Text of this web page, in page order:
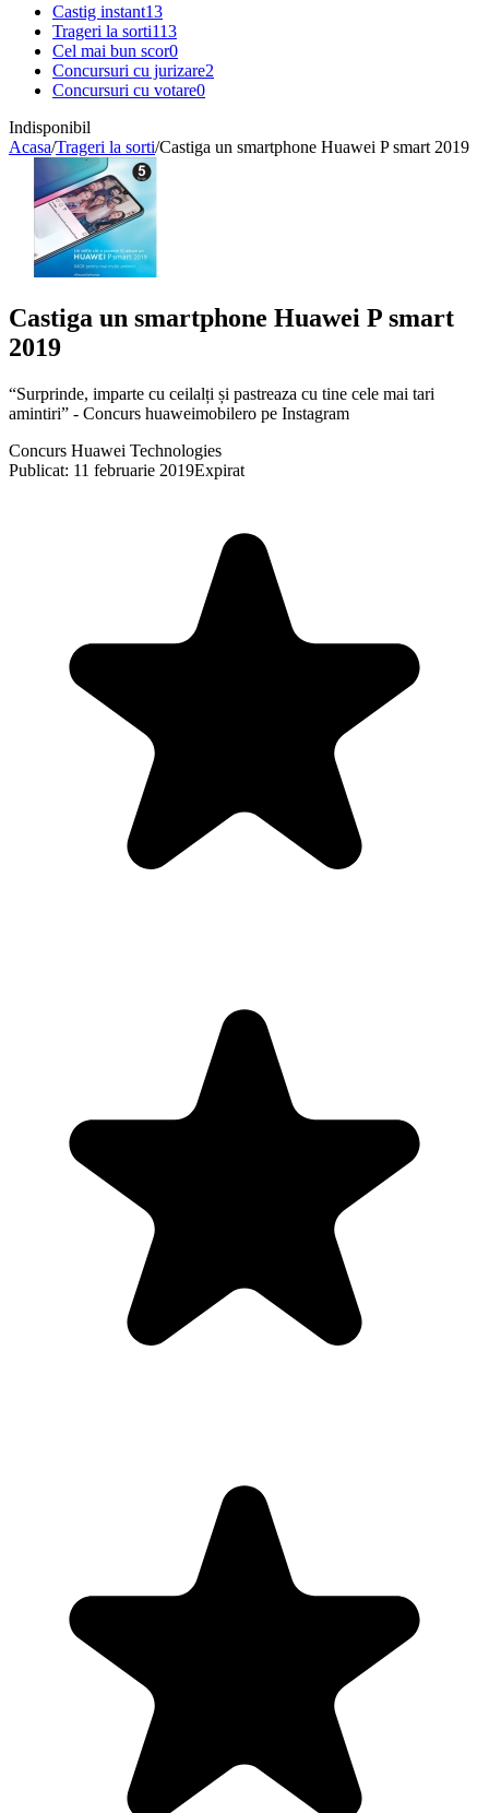
Castig instant13
Trageri la sorti113
Cel mai bun scor0
Concursuri cu jurizare2
Concursuri cu votare0
Indisponibil
Acasa/Trageri la sorti/Castiga un smartphone Huawei P smart 2019
Castiga un smartphone Huawei P smart
2019
“Surprinde, imparte cu ceilalți și pastreaza cu tine cele mai tari
amintiri” - Concurs huaweimobilero pe Instagram
Concurs Huawei Technologies
Publicat: 11 februarie 2019Expirat